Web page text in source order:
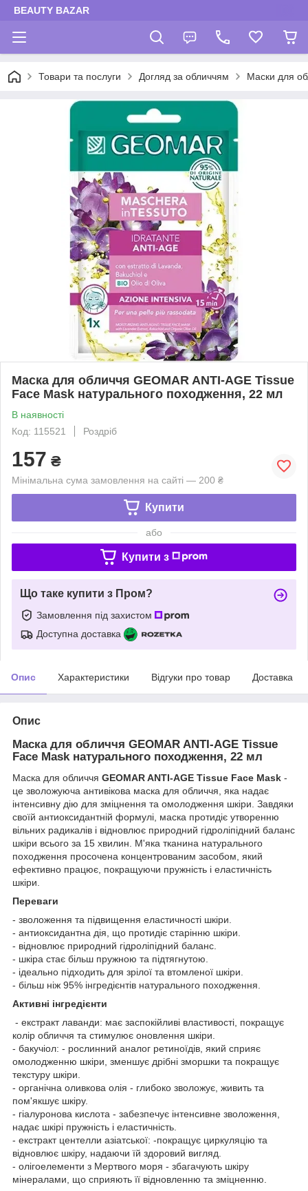
BEAUTY BAZAR
Товари та послуги Догляд за обличчям Маски для
Маска для обличчя GEOMAR ANTI-AGE Tissue
Face Mask натурального походження, 22 мл
В наявності
Код: 115521
Роздріб
157 ₴
Мінімальна сума замовлення на сайті — 200 ₴
Купити
або
Купити з
Що таке купити з Пром?
Замовлення під захистом
Доступна доставка
Опис Характеристики Відгуки про товар Доставка
Опис
Маска для обличчя GEOMAR ANTI-AGE Tissue
Face Mask натурального походження, 22 мл
Маска для обличчя GEOMAR ANTI-AGE Tissue Face Mask -
це зволожуюча антивікова маска для обличчя, яка надає
інтенсивну дію для зміцнення та омолодження шкіри. Завдяки
своїй антиоксидантній формулі, маска протидіє утворенню
вільних радикалів і відновлює природний гідроліпідний баланс
шкіри всього за 15 хвилин. М'яка тканина натурального
походження просочена концентрованим засобом, який
ефективно працює, покращуючи пружність і еластичність
шкіри.
Переваги
- зволоження та підвищення еластичності шкіри.
- антиоксидантна дія, що протидіє старінню шкіри.
- відновлює природний гідроліпідний баланс.
- шкіра стає більш пружною та підтягнутою.
- ідеально підходить для зрілої та втомленої шкіри.
- більш ніж 95% інгредієнтів натурального походження.
Активні інгредієнти
- екстракт лаванди: має заспокійливі властивості, покращує
колір обличчя та стимулює оновлення шкіри.
- бакучіол: - рослинний аналог ретиноїдів, який сприяє
омолодженню шкіри, зменшує дрібні зморшки та покращує
текстуру шкіри.
- органічна оливкова олія - глибоко зволожує, живить та
пом'якшує шкіру.
- гіалуронова кислота - забезпечує інтенсивне зволоження,
надає шкірі пружність і еластичність.
- екстракт центелли азіатської: -покращує циркуляцію та
відновлює шкіру, надаючи їй здоровий вигляд.
- олігоелементи з Мертвого моря - збагачують шкіру
мінералами, що сприяють її відновленню та зміцненню.